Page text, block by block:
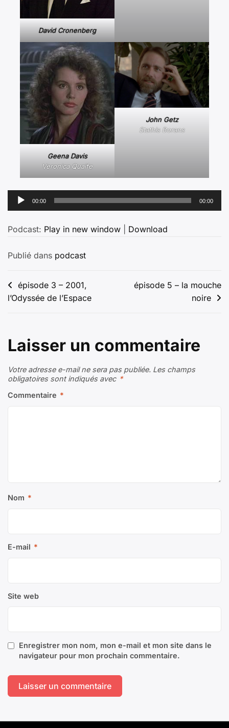
David Cronenberg
Geena Davis
Veronica Quaife
John Getz
Stathis Borans
Lecteur
audio
00:00 00:00
Podcast: Play in new window Download
Publié dans podcast
Navigation
de
épisode 3 – 2001,
l’Odyssée de l’Espace
épisode 5 – la mouche
noire
Laisser un commentaire
Votre adresse e-mail ne sera pas publiée. Les champs
obligatoires sont indiqués avec *
Commentaire *
Nom *
E-mail *
Site web
Enregistrer mon nom, mon e-mail et mon site dans le
navigateur pour mon prochain commentaire.